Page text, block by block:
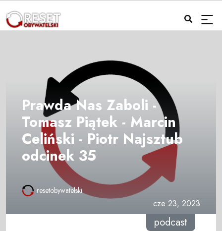
Prawda Nas Zaboli -
Tomasz Piątek - Marcin
Celiński - Piotr Najsztub
odcinek 35
resetobywatelski
cze 23, 2023
podcast